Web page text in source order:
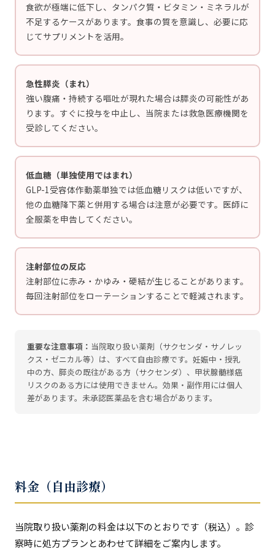
食欲が極端に低下し、タンパク質・ビタミン・ミネラルが
不足するケースがあります。食事の質を意識し、必要に応
じてサプリメントを活用。
急性膵炎（まれ）
強い腹痛・持続する嘔吐が現れた場合は膵炎の可能性があ
ります。すぐに投与を中止し、当院または救急医療機関を
受診してください。
低血糖（単独使用ではまれ）
GLP-1受容体作動薬単独では低血糖リスクは低いですが、
他の血糖降下薬と併用する場合は注意が必要です。医師に
全服薬を申告してください。
注射部位の反応
注射部位に赤み・かゆみ・硬結が生じることがあります。
毎回注射部位をローテーションすることで軽減されます。
重要な注意事項： 当院取り扱い薬剤（サクセンダ・サノレッ
クス・ゼニカル等）は、すべて自由診療です。妊娠中・授乳
中の方、膵炎の既往がある方（サクセンダ）、甲状腺髄様癌
リスクのある方には使用できません。効果・副作用には個人
差があります。未承認医薬品を含む場合があります。
料金（自由診療）
当院取り扱い薬剤の料金は以下のとおりです（税込）。診
察時に処方プランとあわせて詳細をご案内します。